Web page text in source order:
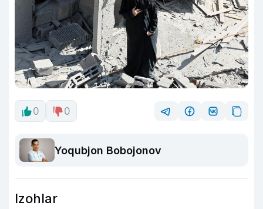
0 0
Yoqubjon Bobojonov
Izohlar